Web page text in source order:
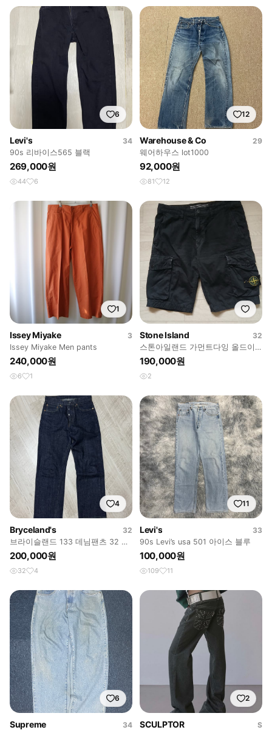
6
Levi's
34
90s 리바이스565 블랙
269,000원
44 6
12
Warehouse & Co
29
웨어하우스 lot1000
92,000원
81 12
1
Issey Miyake
3
Issey Miyake Men pants
240,000원
6 1
Stone Island
32
스톤아일랜드 가먼트다잉 올드이
펙트 버뮤다 카고 반바지 실착3회
거의새거
190,000원
2
4
Bryceland's
32
브라이슬랜드 133 데님팬츠 32 사
이즈
200,000원
32 4
11
Levi's
33
90s Levi’s usa 501 아이스 블루
100,000원
109 11
6
Supreme
34
2
SCULPTOR
S